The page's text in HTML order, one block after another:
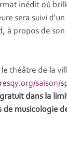
inédit où
sera suivi
à propos de
théâtre de la
saison/
dans la
musicologie